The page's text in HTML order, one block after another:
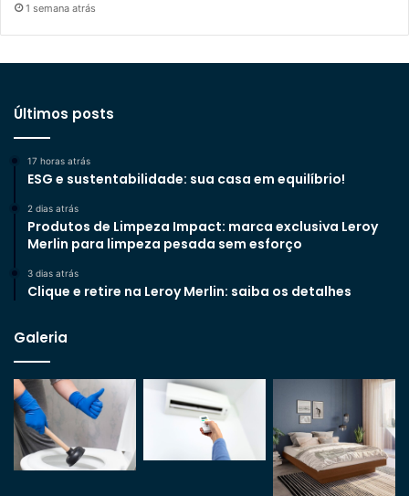
1 semana atrás
Últimos posts
17 horas atrás
ESG e sustentabilidade: sua casa em equilíbrio!
2 dias atrás
Produtos de Limpeza Impact: marca exclusiva Leroy
Merlin para limpeza pesada sem esforço
3 dias atrás
Clique e retire na Leroy Merlin: saiba os detalhes
Galeria